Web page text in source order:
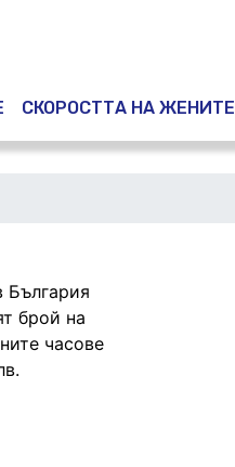
СКОРОСТТА НА ЖЕНИТЕ
България
брой на
часове